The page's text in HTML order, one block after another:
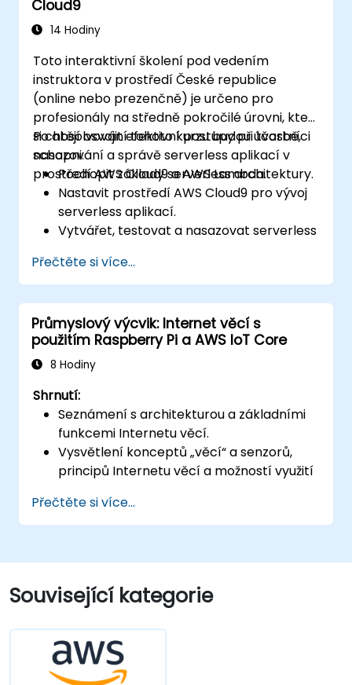
Používat systémy pro správu verzí kódu
typu GitHub či GitLab v rámci AWS Cloud9.
Cloud9
14 Hodiny
Toto interaktivní školení pod vedením
instruktora v prostředí České republice
(online nebo prezenčně) je určeno pro
profesionály na středně pokročilé úrovni, kteří
si chtějí osvojit efektivní postupy při tvorbě,
nasazování a správě serverless aplikací v
prostředí AWS Cloud9 a AWS Lambda.
Po absolvování tohoto kurzu budou účastníci
schopni:
Pochopit základy serverless architektury.
Nastavit prostředí AWS Cloud9 pro vývoj
serverless aplikací.
Vytvářet, testovat a nasazovat serverless
Integrovat AWS Lambda s dalšími
službami AWS, jako jsou API Gateway a S3.
Optimalizovat serverless aplikace z
hlediska výkonu i efektivity nákladů.
Přečtěte si více...
Průmyslový výcvik: Internet věcí s
použitím Raspberry Pi a AWS IoT Core
8 Hodiny
Shrnutí:
Seznámení s architekturou a základními
funkcemi Internetu věcí.
Vysvětlení konceptů „věcí“ a senzorů,
principů Internetu věcí a možností využití
Komplexní přehled softwarových složek
IoT: hardwaru, firmwaru, middleware,
aplikací.
Hlavní funkce IoT: správa flotily zařízení,
vizualizace dat, SaaS nástroje pro správu
alarmů, registrace senzorů a zařízení,
geofencing.
Základy komunikace mezi zařízeními IoT a
Přečtěte si více...
Související kategorie